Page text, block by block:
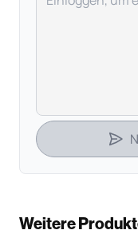
Weitere